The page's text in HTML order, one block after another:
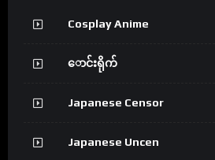
Cosplay Anime
ောင်းရိုက်
Japanese Censor
Japanese Uncen